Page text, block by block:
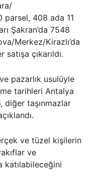
parsel, 408 ada 11
Şakran’da 7548
Merkez/Kirazlı’da
çıkarıldı.
pazarlık usulüyle
tarihleri Antalya
diğer taşınmazlar
ve tüzel kişilerin
ve
katılabileceğini